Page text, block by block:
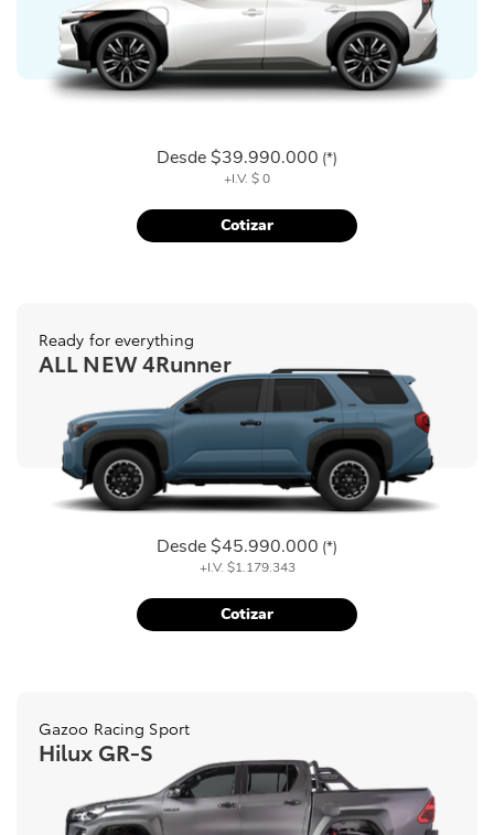
Desde$39.990.000 (*)
+I.V. $ 0
Cotizar
Ready for everything
ALL NEW 4Runner
Desde$45.990.000 (*)
+I.V. $1.179.343
Cotizar
Gazoo Racing Sport
Hilux GR-S